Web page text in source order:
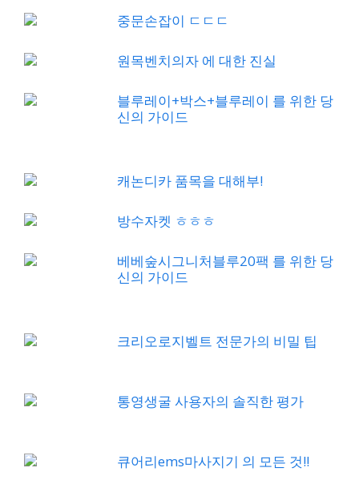
중문손잡이 ㄷㄷㄷ
원목벤치의자 에 대한 진실
블루레이+박스+블루레이 를 위한 당
신의 가이드
캐논디카 품목을 대해부!
방수자켓 ㅎㅎㅎ
베베숲시그니처블루20팩 를 위한 당
신의 가이드
크리오로지벨트 전문가의 비밀 팁
통영생굴 사용자의 솔직한 평가
큐어리ems마사지기 의 모든 것!!